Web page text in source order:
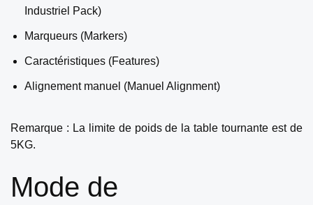
Industriel Pack)
Marqueurs (Markers)
Caractéristiques (Features)
Alignement manuel (Manuel Alignment)
Remarque : La limite de poids de la table tournante est de
5KG.
Mode de